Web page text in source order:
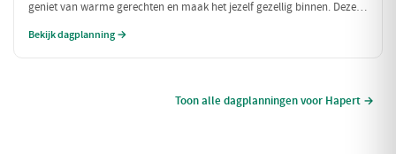
geniet van warme gerechten en maak het jezelf gezellig binnen. Deze
wilt genieten van alles wat Chaam te bieden heeft.
Bekijk dagplanning →
Toon alle dagplanningen voor Hapert →